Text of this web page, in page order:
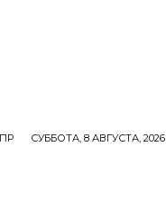
СУББОТА, 8 АВГУСТА, 2026